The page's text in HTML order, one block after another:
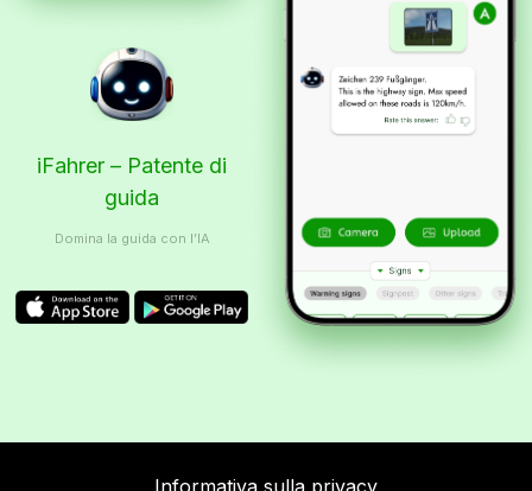
iFahrer – Patente di
guida
Domina la guida con l’IA